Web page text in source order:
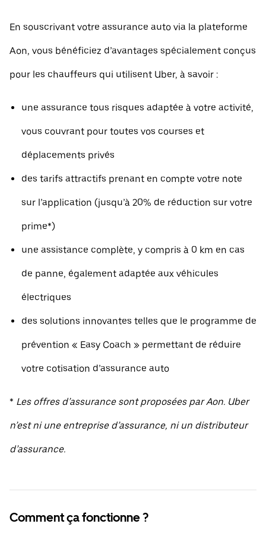
En souscrivant votre assurance auto via la plateforme
Aon, vous bénéficiez d’avantages spécialement conçus
pour les chauffeurs qui utilisent Uber, à savoir :
une assurance tous risques adaptée à votre activité,
vous couvrant pour toutes vos courses et
déplacements privés
des tarifs attractifs prenant en compte votre note
sur l’application (jusqu’à 20% de réduction sur votre
prime*)
une assistance complète, y compris à 0 km en cas
de panne, également adaptée aux véhicules
électriques
des solutions innovantes telles que le programme de
prévention « Easy Coach » permettant de réduire
votre cotisation d’assurance auto
* Les offres d’assurance sont proposées par Aon. Uber
n’est ni une entreprise d’assurance, ni un distributeur
d’assurance.
Comment ça fonctionne ?